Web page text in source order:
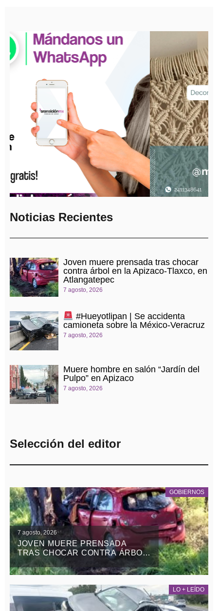
Noticias Recientes
Joven muere prensada tras chocar
contra árbol en la Apizaco-Tlaxco, en
Atlangatepec
7 agosto, 2026
#Hueyotlipan | Se accidenta
camioneta sobre la México-Veracruz
7 agosto, 2026
Muere hombre en salón “Jardín del
Pulpo” en Apizaco
7 agosto, 2026
Selección del editor
GOBIERNOS
7 agosto, 2026
JOVEN MUERE PRENSADA
TRAS CHOCAR CONTRA ÁRBOL
EN LA APIZACO-TLAXCO, EN
ATLANGATEPEC
LO + LEÍDO